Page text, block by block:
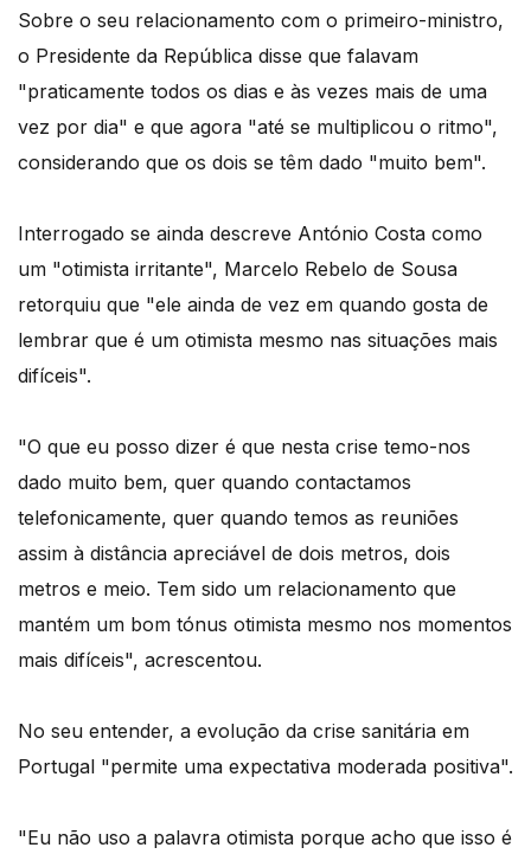
Sobre o seu relacionamento com o primeiro-ministro,
o Presidente da República disse que falavam
"praticamente todos os dias e às vezes mais de uma
vez por dia" e que agora "até se multiplicou o ritmo",
considerando que os dois se têm dado "muito bem".
Interrogado se ainda descreve António Costa como
um "otimista irritante", Marcelo Rebelo de Sousa
retorquiu que "ele ainda de vez em quando gosta de
lembrar que é um otimista mesmo nas situações mais
difíceis".
"O que eu posso dizer é que nesta crise temo-nos
dado muito bem, quer quando contactamos
telefonicamente, quer quando temos as reuniões
assim à distância apreciável de dois metros, dois
metros e meio. Tem sido um relacionamento que
mantém um bom tónus otimista mesmo nos momentos
mais difíceis", acrescentou.
No seu entender, a evolução da crise sanitária em
Portugal "permite uma expectativa moderada positiva".
"Eu não uso a palavra otimista porque acho que isso é